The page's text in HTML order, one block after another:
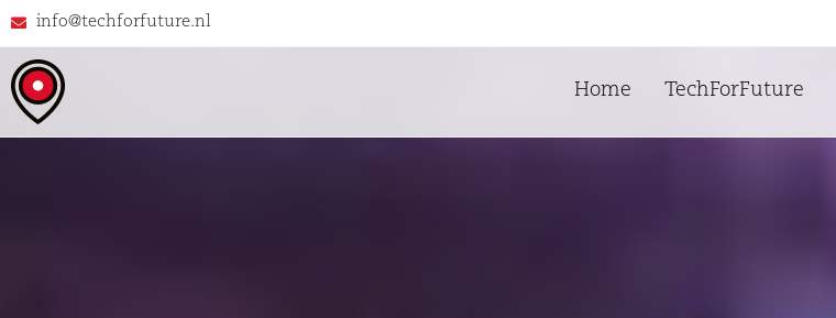
info@techforfuture.nl
Home TechForFuture